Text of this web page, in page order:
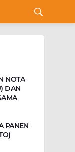
NOTA
DAN
PANEN